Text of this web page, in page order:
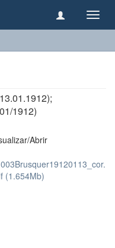
1912)
Abrir
(1.654Mb)